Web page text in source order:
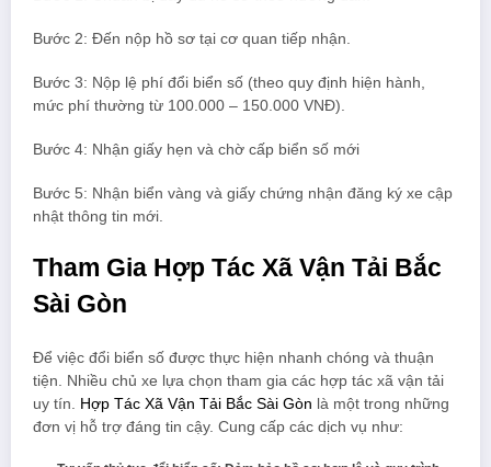
Bước 2: Đến nộp hồ sơ tại cơ quan tiếp nhận.
Bước 3: Nộp lệ phí đổi biển số (theo quy định hiện hành,
mức phí thường từ 100.000 – 150.000 VNĐ).
Bước 4: Nhận giấy hẹn và chờ cấp biển số mới
Bước 5: Nhận biển vàng và giấy chứng nhận đăng ký xe cập
nhật thông tin mới.
Tham Gia Hợp Tác Xã Vận Tải Bắc
Sài Gòn
Để việc đổi biển số được thực hiện nhanh chóng và thuận
tiện. Nhiều chủ xe lựa chọn tham gia các hợp tác xã vận tải
uy tín. Hợp Tác Xã Vận Tải Bắc Sài Gòn là một trong những
đơn vị hỗ trợ đáng tin cậy. Cung cấp các dịch vụ như: